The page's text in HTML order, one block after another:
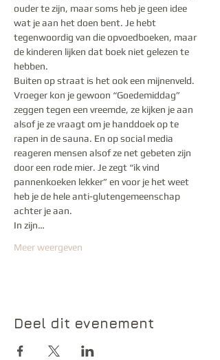
ouder te zijn, maar soms heb je geen idee
wat je aan het doen bent. Je hebt
tegenwoordig van die opvoedboeken, maar
de kinderen lijken dat boek niet gelezen te
hebben.
Buiten op straat is het ook een mijnenveld.
Vroeger kon je gewoon “Goedemiddag”
zeggen tegen een vreemde, ze kijken je aan
alsof je ze vraagt om je handdoek op te
rapen in de sauna. En op social media
reageren mensen alsof ze net gebeten zijn
door een rode mier. Je zegt “ik vind
pannenkoeken lekker” en voor je het weet
heb je de hele anti-glutengemeenschap
achter je aan.
In zijn…
Meer weergeven
Deel dit evenement